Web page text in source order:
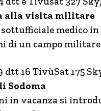
alla visita militare
medico
di un campo
dtt 16 TivùSat 175
Sodoma
in vacanza si